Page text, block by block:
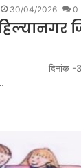
30/04/2026 0
दिनांक -